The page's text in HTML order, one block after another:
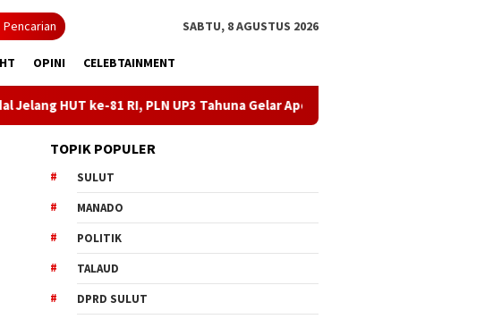
Pencarian SABTU, 8 AGUSTUS 2026
OPINI CELEBTAINMENT
PLN UP3 Tahuna Gelar Apel dan Inspeksi Peralatan Kepulauan Nusa Utara
TOPIK POPULER
SULUT
MANADO
POLITIK
TALAUD
DPRD SULUT